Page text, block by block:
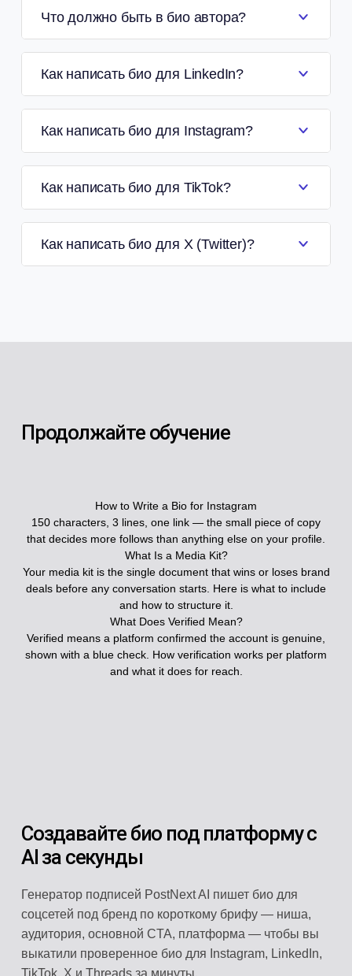
Что должно быть в био автора?
Как написать био для LinkedIn?
Как написать био для Instagram?
Как написать био для TikTok?
Как написать био для X (Twitter)?
Продолжайте обучение
How to Write a Bio for Instagram
150 characters, 3 lines, one link — the small piece of copy
that decides more follows than anything else on your profile.
What Is a Media Kit?
Your media kit is the single document that wins or loses brand
deals before any conversation starts. Here is what to include
and how to structure it.
What Does Verified Mean?
Verified means a platform confirmed the account is genuine,
shown with a blue check. How verification works per platform
and what it does for reach.
Создавайте био под платформу с
AI за секунды
Генератор подписей PostNext AI пишет био для
соцсетей под бренд по короткому брифу — ниша,
аудитория, основной CTA, платформа — чтобы вы
выкатили проверенное био для Instagram, LinkedIn,
TikTok, X и Threads за минуты.